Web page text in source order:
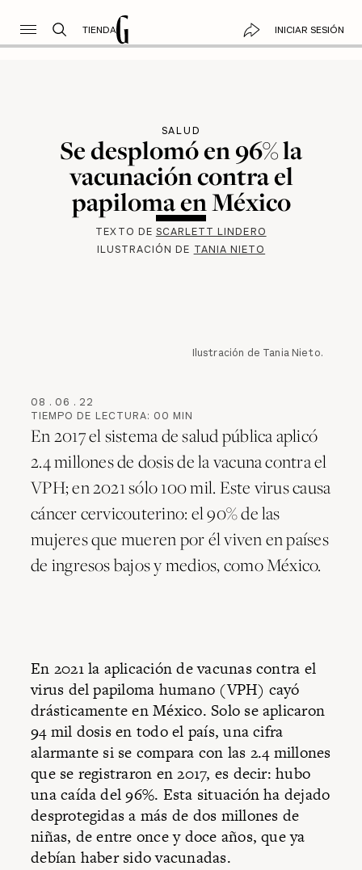
TIENDA INICIAR SESIÓN
SALUD
Se desplomó en 96% la
vacunación contra el
papiloma en México
TEXTO DE SCARLETT LINDERO
ILUSTRACIÓN DE TANIA NIETO
Ilustración de Tania Nieto.
08 . 06 . 22
TIEMPO DE LECTURA: 00 MIN
En 2017 el sistema de salud pública aplicó
2.4 millones de dosis de la vacuna contra el
VPH; en 2021 sólo 100 mil. Este virus causa
cáncer cervicouterino: el 90% de las
mujeres que mueren por él viven en países
de ingresos bajos y medios, como México.
En 2021 la aplicación de vacunas contra el
virus del papiloma humano (VPH) cayó
drásticamente en México. Solo se aplicaron
94 mil dosis en todo el país, una cifra
alarmante si se compara con las 2.4 millones
que se registraron en 2017, es decir: hubo
una caída del 96%. Esta situación ha dejado
desprotegidas a más de dos millones de
niñas, de entre once y doce años, que ya
debían haber sido vacunadas.